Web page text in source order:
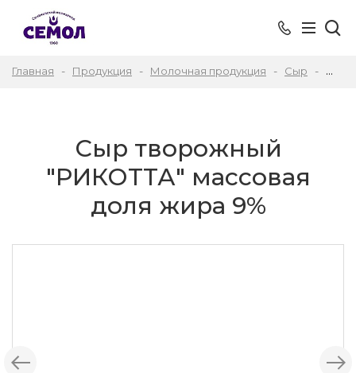
Главная Продукция Молочная продукция Сыр Сыр
Сыр творожный
"РИКОТТА" массовая
доля жира 9%